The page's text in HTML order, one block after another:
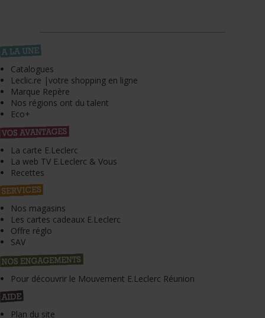
Catalogues
Leclic.re |votre shopping en ligne
Marque Repère
Nos régions ont du talent
Eco+
La carte E.Leclerc
La web TV E.Leclerc & Vous
Recettes
Nos magasins
Les cartes cadeaux E.Leclerc
Offre réglo
SAV
Pour découvrir le Mouvement E.Leclerc Réunion
Plan du site